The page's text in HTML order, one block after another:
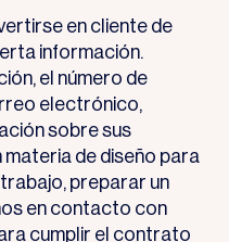
en cliente de
información.
el número de
electrónico,
sobre sus
de diseño para
preparar un
en contacto con
cumplir el contrato